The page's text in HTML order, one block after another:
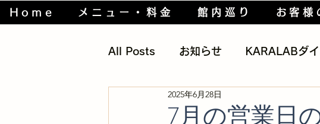
Home メニュー・料金 館内巡り お客様
All Posts お知らせ KARALABダ
筋トレグッズ 過去の話
7月の営業日
2025年6月28日